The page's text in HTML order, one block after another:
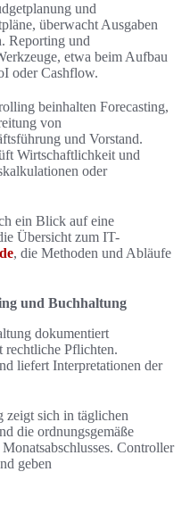
und
überwacht Ausgaben
Reporting und
etwa beim Aufbau
oder Cashflow.
beinhalten Forecasting,
von
und Vorstand.
Wirtschaftlichkeit und
oder
ein Blick auf eine
Übersicht zum IT-
, die Methoden und Abläufe
und Buchhaltung
dokumentiert
rechtliche Pflichten.
liefert Interpretationen der
zeigt sich in täglichen
die ordnungsgemäße
Controller
geben